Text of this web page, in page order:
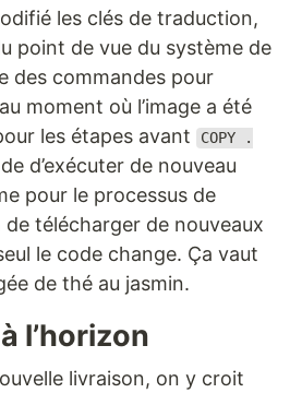
les clés de traduction,
point de vue du système de
des commandes pour
moment où l’image a été
les étapes avant
COPY .
d’exécuter de nouveau
pour le processus de
télécharger de nouveaux
le code change. Ça vaut
de thé au jasmin.
l’horizon
livraison, on y croit